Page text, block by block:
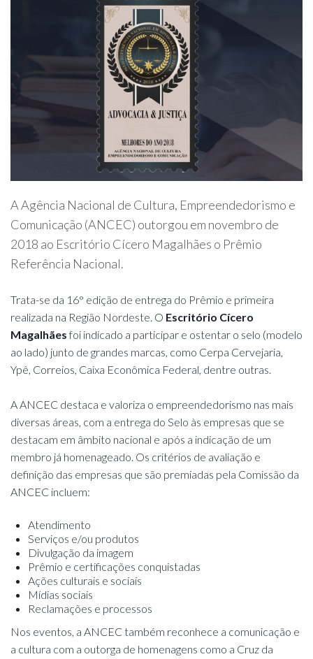
A Agência Nacional de Cultura, Empreendedorismo e
Comunicação (ANCEC) outorgou em novembro de
2018 ao Escritório Cícero Magalhães o Prêmio
Referência Nacional.
Trata-se da 16° edição de entrega do Prêmio e primeira
realizada na Região Nordeste. O Escritório Cícero
Magalhãesfoi indicado a participar e ostentar o selo (modelo
ao lado) junto de grandes marcas, como Cerpa Cervejaria,
Ypê, Correios, Caixa Econômica Federal, dentre outras.
A ANCEC destaca e valoriza o empreendedorismo nas mais
diversas áreas, com a entrega do Selo às empresas que se
destacam em âmbito nacional e após a indicação de um
membro já homenageado. Os critérios de avaliação e
definição das empresas que são premiadas pela Comissão da
ANCEC incluem:
Atendimento
Serviços e/ou produtos
Divulgação da imagem
Prêmio e certificações conquistadas
Ações culturais e sociais
Mídias sociais
Reclamações e processos
Nos eventos, a ANCEC também reconhece a comunicação e
a cultura com a outorga de homenagens como a Cruz da